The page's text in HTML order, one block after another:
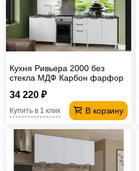
Кухня Ривьера 2000 без
стекла МДФ Карбон фарфор
34 220 ₽
В корзину
Купить в 1 клик